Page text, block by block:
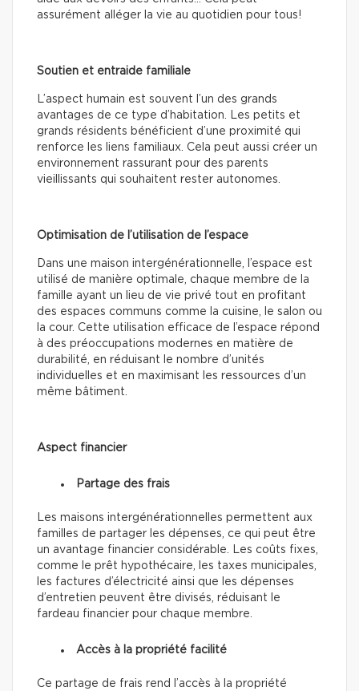
assurément alléger la vie au quotidien pour tous!
Soutien et entraide familiale
L’aspect humain est souvent l’un des grands
avantages de ce type d’habitation. Les petits et
grands résidents bénéficient d’une proximité qui
renforce les liens familiaux. Cela peut aussi créer un
environnement rassurant pour des parents
vieillissants qui souhaitent rester autonomes.
Optimisation de l’utilisation de l’espace
Dans une maison intergénérationnelle, l’espace est
utilisé de manière optimale, chaque membre de la
famille ayant un lieu de vie privé tout en profitant
des espaces communs comme la cuisine, le salon ou
la cour. Cette utilisation efficace de l’espace répond
à des préoccupations modernes en matière de
durabilité, en réduisant le nombre d’unités
individuelles et en maximisant les ressources d’un
même bâtiment.
Aspect financier
Partage des frais
Les maisons intergénérationnelles permettent aux
familles de partager les dépenses, ce qui peut être
un avantage financier considérable. Les coûts fixes,
comme le prêt hypothécaire, les taxes municipales,
les factures d’électricité ainsi que les dépenses
d’entretien peuvent être divisés, réduisant le
fardeau financier pour chaque membre.
Accès à la propriété facilité
Ce partage de frais rend l’accès à la propriété